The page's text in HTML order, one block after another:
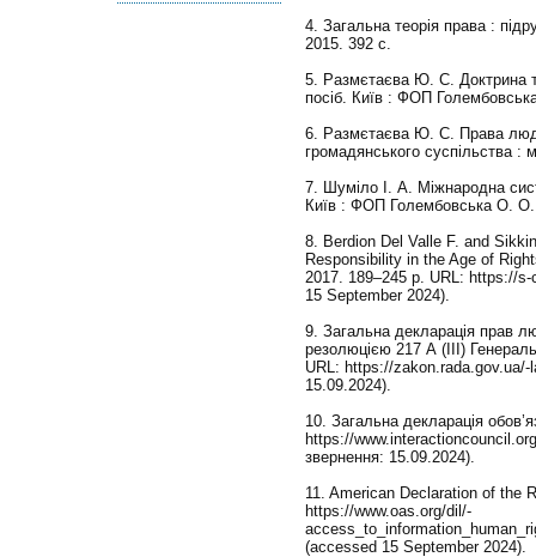
4. Загальна теорія права :
2015. 392 с.
5. Размєтаєва Ю. С. Доктрина
посіб. Київ : ФОП
6. Размєтаєва Ю. С. Права
громадянського суспільства :
7. Шуміло І. А. Міжнародна
Київ : ФОП Голембовська О.
8. Berdion Del Valle F. and
Responsibility in the Age of
2017. 189–245 p. URL: https://
15 September 2024).
9. Загальна декларація прав
резолюцією 217 А (ІІІ)
URL: https://zakon.rada.gov.ua/-
15.09.2024).
10. Загальна декларація
https://
звернення: 15.09.2024).
11. American Declaration of the
https://www.oas.org/dil/-
(accessed 15 September 2024).